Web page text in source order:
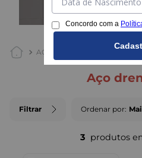
AÇO DRENAGEM
aço
Filtrar Ordenar por
3
Concordo com a